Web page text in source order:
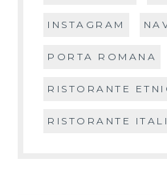
INSTAGRAM
PORTA ROMANA
RISTORANTE
RISTORANTE